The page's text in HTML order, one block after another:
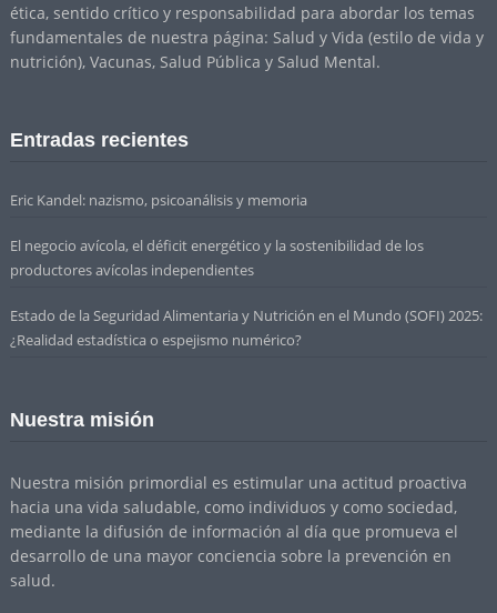
ética, sentido crítico y responsabilidad para abordar los temas
fundamentales de nuestra página: Salud y Vida (estilo de vida y
nutrición), Vacunas, Salud Pública y Salud Mental.
Entradas recientes
Eric Kandel: nazismo, psicoanálisis y memoria
El negocio avícola, el déficit energético y la sostenibilidad de los
productores avícolas independientes
Estado de la Seguridad Alimentaria y Nutrición en el Mundo (SOFI) 2025:
¿Realidad estadística o espejismo numérico?
Nuestra misión
Nuestra misión primordial es estimular una actitud proactiva
hacia una vida saludable, como individuos y como sociedad,
mediante la difusión de información al día que promueva el
desarrollo de una mayor conciencia sobre la prevención en
salud.